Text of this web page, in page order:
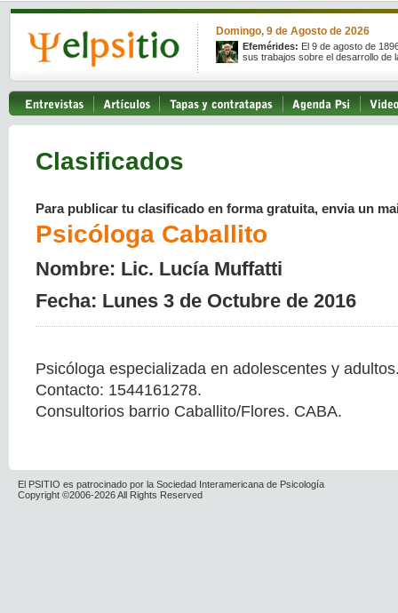
Domingo, 9 de Agosto de 2026
Efemérides: El 9 de agosto de
sus trabajos sobre el desarrollo de
Clasificados
Para publicar tu clasificado en forma gratuita, envia un
Psicóloga Caballito
Nombre: Lic. Lucía Muffatti
Fecha: Lunes 3 de Octubre de 2016
Psicóloga especializada en adolescentes y
Contacto: 1544161278.
Consultorios barrio Caballito/Flores. CABA.
El PSITIO es patrocinado por la Sociedad Interamericana de Psicología
Copyright ©2006-2026 All Rights Reserved